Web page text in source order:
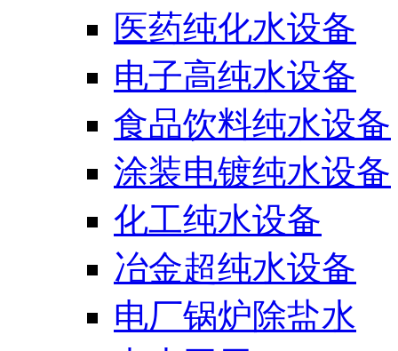
医药纯化水设备
电子高纯水设备
食品饮料纯水设备
涂装电镀纯水设备
化工纯水设备
冶金超纯水设备
电厂锅炉除盐水